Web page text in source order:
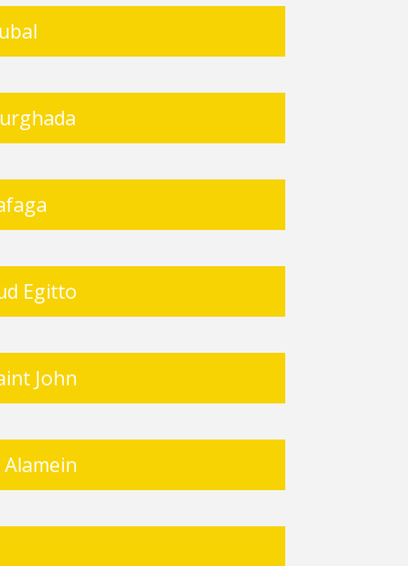
Egitto
John
Alamein